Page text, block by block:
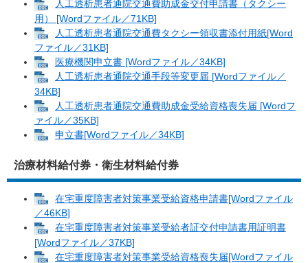
人工透析患者通院交通費助成金交付申請書（タクシー
用） [Wordファイル／71KB]
人工透析患者通院交通費タクシー領収書添付用紙[Word
ファイル／31KB]
医療機関申立書 [Wordファイル／34KB]
人工透析患者通院交通手段等変更届 [Wordファイル／
34KB]
人工透析患者通院交通費助成金受給資格喪失届 [Wordフ
ァイル／35KB]
申立書[Wordファイル／34KB]
治療材料給付券・衛生材料給付券
在宅重度障害者対策事業受給資格申請書[Wordファイル
／46KB]
在宅重度障害者対策事業受給者証交付申請書用証明書
[Wordファイル／37KB]
在宅重度障害者対策事業受給資格喪失届[Wordファイル